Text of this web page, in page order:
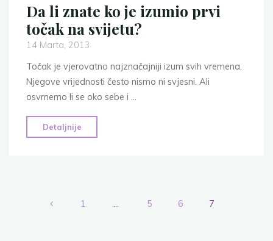
Da li znate ko je izumio prvi
točak na svijetu?
14 Marta, 2013
Točak je vjerovatno najznačajniji izum svih vremena.
Njegove vrijednosti često nismo ni svjesni. Ali
osvrnemo li se oko sebe i …
Detaljnije
li
1 … 5 6 7